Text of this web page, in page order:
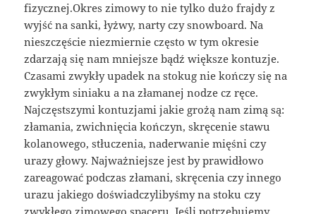
fizycznej.Okres zimowy to nie tylko dużo frajdy z
wyjść na sanki, łyżwy, narty czy snowboard. Na
nieszczęście niezmiernie często w tym okresie
zdarzają się nam mniejsze bądź większe kontuzje.
Czasami zwykły upadek na stokug nie kończy się na
zwykłym siniaku a na złamanej nodze cz ręce.
Najczęstszymi kontuzjami jakie grożą nam zimą są:
złamania, zwichnięcia kończyn, skręcenie stawu
kolanowego, stłuczenia, naderwanie mięśni czy
urazy głowy. Najważniejsze jest by prawidłowo
zareagować podczas złamani, skręcenia czy innego
urazu jakiego doświadczylibyśmy na stoku czy